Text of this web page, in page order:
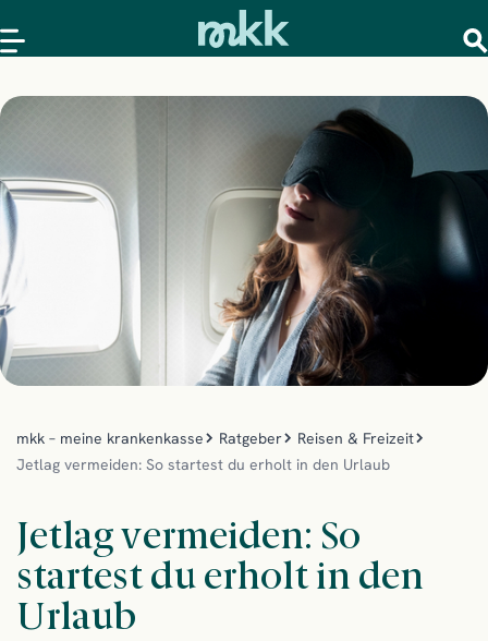
mkk – meine krankenkasse Ratgeber
Reisen & Freizeit
Jetlag vermeiden: So startest du erholt in den Urlaub
Jetlag vermeiden: So
startest du erholt in den
Urlaub